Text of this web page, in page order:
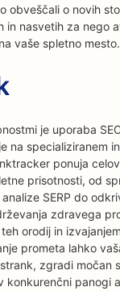
obveščali o novih
in nasvetih za nego
vaše spletno mesto.
je uporaba
na specializiranem
ponuja
prisotnosti, od
SERP do
zdravega
orodij in
prometa lahko
zgradi močan
konkurenčni panogi